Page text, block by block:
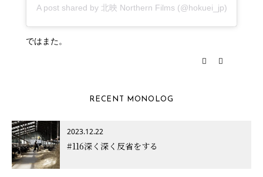
A post shared by 北映 Northern Films (@hokuei_jp)
ではまた。
RECENT MONOLOG
2023.12.22
#116深く深く反省をする